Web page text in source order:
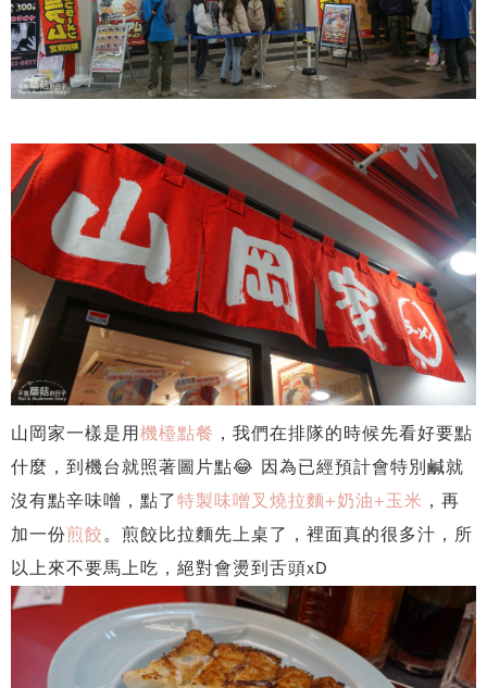
山岡家一樣是用機檯點餐 ，我們在排隊的時候先看好要點
什麼，到機台就照著圖片點😂 因為已經預計會特別鹹就
沒有點辛味噌，點了特製味噌叉燒拉麵+奶油+玉米 ，再
加一份煎餃。煎餃比拉麵先上桌了，裡面真的很多汁，所
以上來不要馬上吃，絕對會燙到舌頭xD